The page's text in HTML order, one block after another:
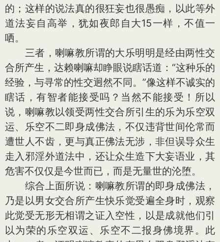
的；这样的说法真的很狂妄也很愚痴，以此等外
道法妄自高举，犹如夜郎自大15一样，不值一
哂。
三者，喇嘛教所谓的大乐明明是经由两性交
合所产生，达赖喇嘛却睁眼说瞎话道：“这种乐的
经验，与寻常的性交迥然不同。”像这样不诚实的
瞎话，有智者能接受吗？当然不能接受！所以
说，喇嘛教以领受两性交合所引生的乐为乐空双
运、乐空不二即身成佛法，不仅违背世间伦常而
遭世人不齿，更与真正佛法无涉，非但误导众生
走入邪淫外道法中，还让众生造下大妄语业，其
危害不仅仅是今世而已，而是无量世的沦堕。
综合上面所说：喇嘛教所谓的即身成佛法，
乃是以男女交合所产生快乐觉受遍全身时，观察
此觉受无形无相谓之证入空性，以是成就他们引
以为荣的乐空双运、乐空不二报身佛境界。此